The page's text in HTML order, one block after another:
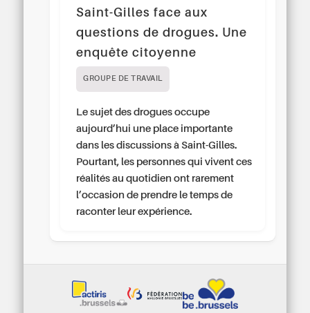
Saint-Gilles face aux
questions de drogues. Une
enquête citoyenne
GROUPE DE TRAVAIL
Le sujet des drogues occupe
aujourd’hui une place importante
dans les discussions à Saint-Gilles.
Pourtant, les personnes qui vivent ces
réalités au quotidien ont rarement
l’occasion de prendre le temps de
raconter leur expérience.